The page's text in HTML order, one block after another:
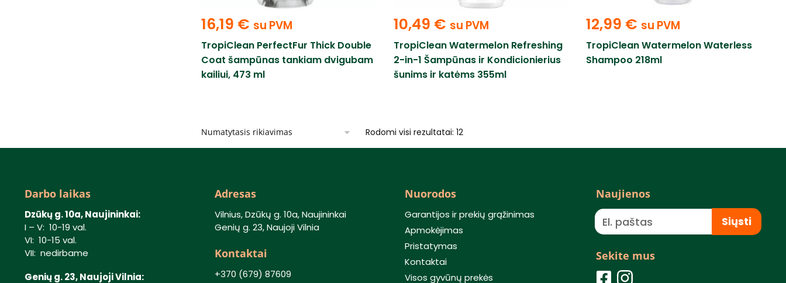
16,19 € su PVM
TropiClean PerfectFur Thick Double
Coat šampūnas tankiam dvigubam
kailiui, 473 ml
10,49 € su PVM
TropiClean Watermelon Refreshing
2-in-1 Šampūnas ir Kondicionierius
šunims ir katėms 355ml
12,99 € su PVM
TropiClean Watermelon Waterless
Shampoo 218ml
Rodomi visi rezultatai: 12
Darbo laikas
Dzūkų g. 10a, Naujininkai:
I – V: 10-19 val.
VI: 10-15 val.
VII: nedirbame
Genių g. 23, Naujoji Vilnia:
Adresas
Vilnius, Dzūkų g. 10a, Naujininkai
Genių g. 23, Naujoji Vilnia
Kontaktai
+370 (679) 87609
Nuorodos
Garantijos ir prekių grąžinimas
Apmokėjimas
Pristatymas
Kontaktai
Visos gyvūnų prekės
Naujienos
Siųsti
Sekite mus